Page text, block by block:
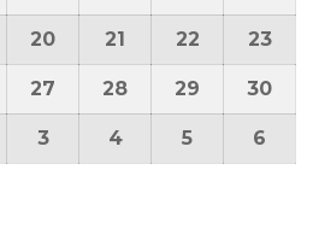
2026
augustus 2026
20 20 augustus 2026
21 21 augustus 2026
22 22 2323
2026
augustus 2026
27 27 augustus 2026
28 28 augustus 2026
29 29 30
2026
september 2026
33 september 2026
44 september 2026
5 5 6